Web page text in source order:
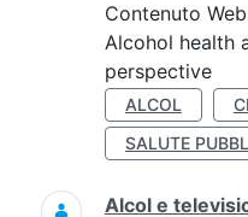
Contenuto Web
Alcohol health
perspective
ALCOL
SALUTE
Alcol e